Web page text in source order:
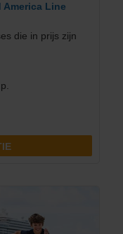
America Line
die in prijs zijn